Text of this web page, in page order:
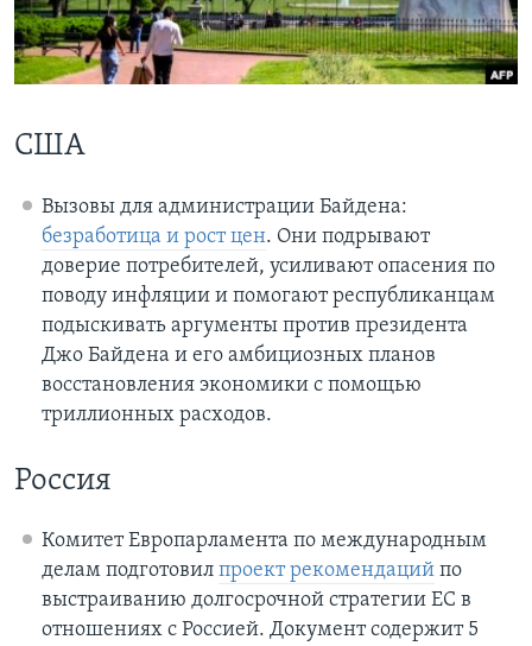
Learning English
Языки
США
Вызовы для администрации Байдена:
безработица и рост цен. Они подрывают
доверие потребителей, усиливают опасения по
поводу инфляции и помогают республиканцам
подыскивать аргументы против президента
Джо Байдена и его амбициозных планов
восстановления экономики с помощью
триллионных расходов.
Россия
Комитет Европарламента по международным
делам подготовил проект рекомендацийпо
выстраиванию долгосрочной стратегии ЕС в
отношениях с Россией. Документ содержит 5